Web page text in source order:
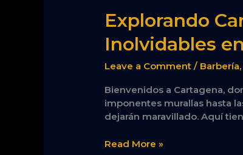
Explorando
Inolvidables
Leave a Comment / Barbería
Bienvenidos a Cartagena,
imponentes murallas hasta
dejarán maravillado. Aquí
Explorando
Cartagena:
Una
Guía
para
Experiencias
Inolvidables
en
Ciudad
Read More »